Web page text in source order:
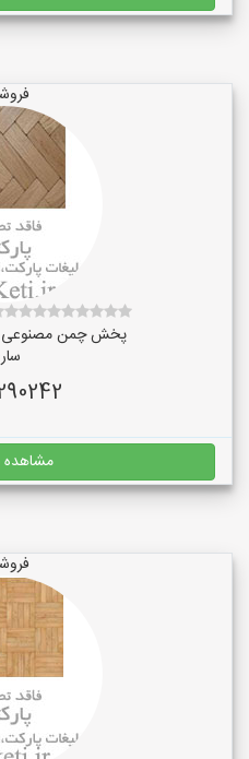
پخش چمن مصنوعی
مشاهده